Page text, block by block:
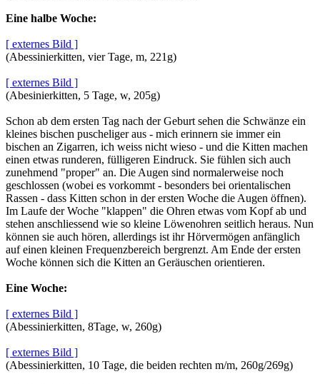
Eine halbe Woche:
[ externes Bild ]
(Abessinierkitten, vier Tage, m, 221g)
[ externes Bild ]
(Abesinierkitten, 5 Tage, w, 205g)
Schon ab dem ersten Tag nach der Geburt sehen die Schwänze ein
kleines bischen puscheliger aus - mich erinnern sie immer ein
bischen an Zigarren, ich weiss nicht wieso - und die Kitten machen
einen etwas runderen, fülligeren Eindruck. Sie fühlen sich auch
zunehmend "proper" an. Die Augen sind normalerweise noch
geschlossen (wobei es vorkommt - besonders bei orientalischen
Rassen - dass Kitten schon in der ersten Woche die Augen öffnen).
Im Laufe der Woche "klappen" die Ohren etwas vom Kopf ab und
stehen anschliessend wie so kleine Löwenohren seitlich heraus. Nun
können sie auch hören, allerdings ist ihr Hörvermögen anfänglich
auf einen kleinen Frequenzbereich bergrenzt. Am Ende der ersten
Woche können sich die Kitten an Geräuschen orientieren.
Eine Woche:
[ externes Bild ]
(Abessinierkitten, 8Tage, w, 260g)
[ externes Bild ]
(Abessinierkitten, 10 Tage, die beiden rechten m/m, 260g/269g)